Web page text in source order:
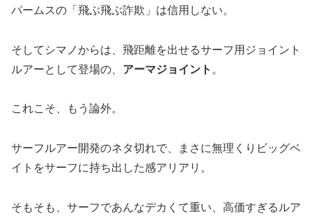
パームスの「飛ぶ飛ぶ詐欺」は信用しない。
そしてシマノからは、飛距離を出せるサーフ用ジョイント
ルアーとして登場の、 アーマジョイント 。
これこそ、もう論外。
サーフルアー開発のネタ切れで、まさに無理くりビッグベ
イトをサーフに持ち出した感アリアリ。
そもそも、サーフであんなデカくて重い、高価すぎるルア